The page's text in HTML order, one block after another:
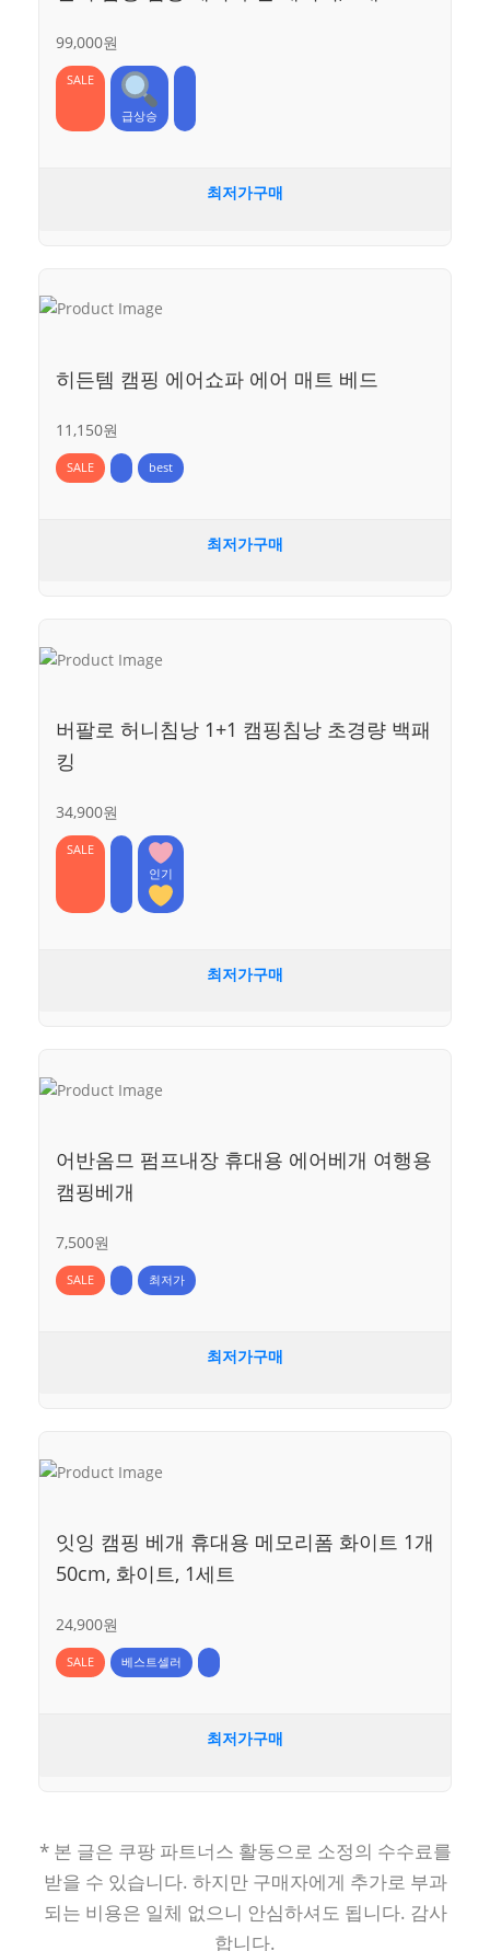
99,000원
SALE
급상승
최저가구매
히든템 캠핑 에어쇼파 에어 매트 베드
11,150원
SALE best
최저가구매
버팔로 허니침낭 1+1 캠핑침낭 초경량 백패
킹
34,900원
SALE
인기
최저가구매
어반옴므 펌프내장 휴대용 에어베개 여행용
캠핑베개
7,500원
SALE 최저가
최저가구매
잇잉 캠핑 베개 휴대용 메모리폼 화이트 1개
50cm, 화이트, 1세트
24,900원
SALE 베스트셀러
최저가구매
* 본 글은 쿠팡 파트너스 활동으로 소정의 수수료를
받을 수 있습니다. 하지만 구매자에게 추가로 부과
되는 비용은 일체 없으니 안심하셔도 됩니다. 감사
합니다.